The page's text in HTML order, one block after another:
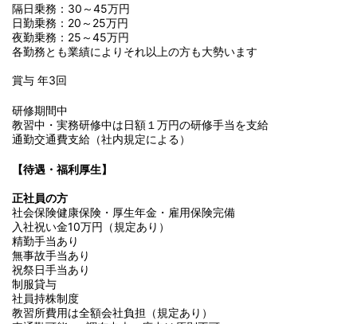
隔日乗務：30～45万円
日勤乗務：20～25万円
夜勤乗務：25～45万円
各勤務とも業績によりそれ以上の方も大勢います
賞与 年3回
研修期間中
教習中・実務研修中は日額１万円の研修手当を支給
通勤交通費支給（社内規定による）
【待遇・福利厚生】
正社員の方
社会保険健康保険・厚生年金・雇用保険完備
入社祝い金10万円（規定あり）
精勤手当あり
無事故手当あり
祝祭日手当あり
制服貸与
社員持株制度
教習所費用は全額会社負担（規定あり）